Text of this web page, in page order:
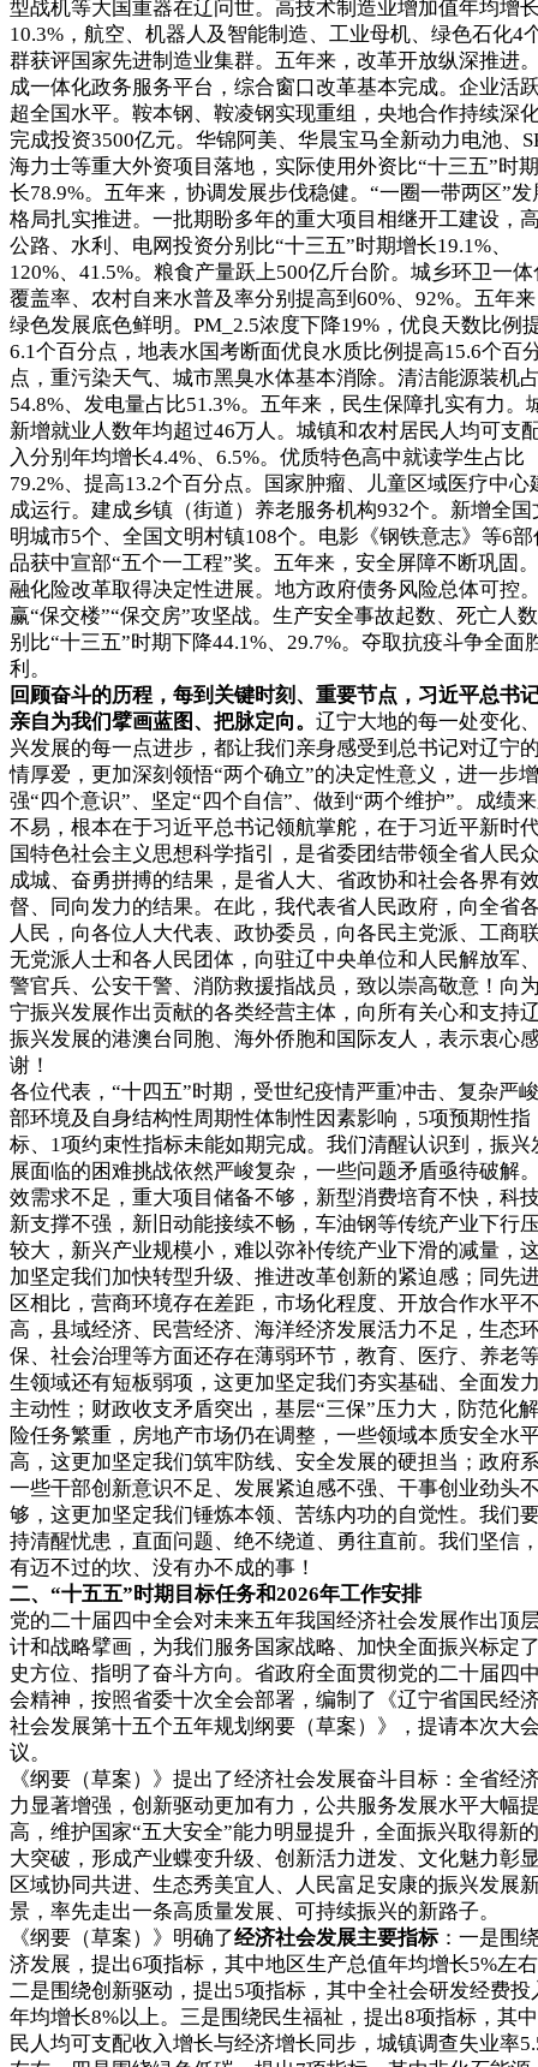
型战机等大国重器在辽问世。高技术制造业增加值年均增
10.3%，航空、机器人及智能制造、工业母机、绿色石化4
群获评国家先进制造业集群。五年来，改革开放纵深推进
成一体化政务服务平台，综合窗口改革基本完成。企业活
超全国水平。鞍本钢、鞍凌钢实现重组，央地合作持续深
完成投资3500亿元。华锦阿美、华晨宝马全新动力电池、
海力士等重大外资项目落地，实际使用外资比“十三五”时
长78.9%。五年来，协调发展步伐稳健。“一圈一带两区”发
格局扎实推进。一批期盼多年的重大项目相继开工建设，
公路、水利、电网投资分别比“十三五”时期增长19.1%、
120%、41.5%。粮食产量跃上500亿斤台阶。城乡环卫一体
覆盖率、农村自来水普及率分别提高到60%、92%。五年
绿色发展底色鲜明。PM_2.5浓度下降19%，优良天数比例
6.1个百分点，地表水国考断面优良水质比例提高15.6个百
点，重污染天气、城市黑臭水体基本消除。清洁能源装机
54.8%、发电量占比51.3%。五年来，民生保障扎实有力。
新增就业人数年均超过46万人。城镇和农村居民人均可支
入分别年均增长4.4%、6.5%。优质特色高中就读学生占比
79.2%、提高13.2个百分点。国家肿瘤、儿童区域医疗中心
成运行。建成乡镇（街道）养老服务机构932个。新增全国
明城市5个、全国文明村镇108个。电影《钢铁意志》等6部
品获中宣部“五个一工程”奖。五年来，安全屏障不断巩固
融化险改革取得决定性进展。地方政府债务风险总体可控
赢“保交楼”“保交房”攻坚战。生产安全事故起数、死亡人
别比“十三五”时期下降44.1%、29.7%。夺取抗疫斗争全面
利。
回顾奋斗的历程，每到关键时刻、重要节点，习近平总书
亲自为我们擘画蓝图、把脉定向。 辽宁大地的每一处变化
兴发展的每一点进步，都让我们亲身感受到总书记对辽宁
情厚爱，更加深刻领悟“两个确立”的决定性意义，进一步增
强“四个意识”、坚定“四个自信”、做到“两个维护”。成绩
不易，根本在于习近平总书记领航掌舵，在于习近平新时
国特色社会主义思想科学指引，是省委团结带领全省人民
成城、奋勇拼搏的结果，是省人大、省政协和社会各界有
督、同向发力的结果。在此，我代表省人民政府，向全省
人民，向各位人大代表、政协委员，向各民主党派、工商
无党派人士和各人民团体，向驻辽中央单位和人民解放军
警官兵、公安干警、消防救援指战员，致以崇高敬意！向
宁振兴发展作出贡献的各类经营主体，向所有关心和支持
振兴发展的港澳台同胞、海外侨胞和国际友人，表示衷心
谢！
各位代表，“十四五”时期，受世纪疫情严重冲击、复杂严
部环境及自身结构性周期性体制性因素影响，5项预期性指
标、1项约束性指标未能如期完成。我们清醒认识到，振兴
展面临的困难挑战依然严峻复杂，一些问题矛盾亟待破解
效需求不足，重大项目储备不够，新型消费培育不快，科
新支撑不强，新旧动能接续不畅，车油钢等传统产业下行
较大，新兴产业规模小，难以弥补传统产业下滑的减量，
加坚定我们加快转型升级、推进改革创新的紧迫感；同先
区相比，营商环境存在差距，市场化程度、开放合作水平
高，县域经济、民营经济、海洋经济发展活力不足，生态
保、社会治理等方面还存在薄弱环节，教育、医疗、养老
生领域还有短板弱项，这更加坚定我们夯实基础、全面发
主动性；财政收支矛盾突出，基层“三保”压力大，防范化
险任务繁重，房地产市场仍在调整，一些领域本质安全水
高，这更加坚定我们筑牢防线、安全发展的硬担当；政府
一些干部创新意识不足、发展紧迫感不强、干事创业劲头
够，这更加坚定我们锤炼本领、苦练内功的自觉性。我们
持清醒忧患，直面问题、绝不绕道、勇往直前。我们坚信
有迈不过的坎、没有办不成的事！
二、“十五五”时期目标任务和2026年工作安排
党的二十届四中全会对未来五年我国经济社会发展作出顶
计和战略擘画，为我们服务国家战略、加快全面振兴标定
史方位、指明了奋斗方向。省政府全面贯彻党的二十届四
会精神，按照省委十次全会部署，编制了《辽宁省国民经
社会发展第十五个五年规划纲要（草案）》，提请本次大
议。
《纲要（草案）》提出了经济社会发展奋斗目标：全省经
力显著增强，创新驱动更加有力，公共服务发展水平大幅
高，维护国家“五大安全”能力明显提升，全面振兴取得新
大突破，形成产业蝶变升级、创新活力迸发、文化魅力彰
区域协同共进、生态秀美宜人、人民富足安康的振兴发展
景，率先走出一条高质量发展、可持续振兴的新路子。
《纲要（草案）》明确了经济社会发展主要指标：一是围
济发展，提出6项指标，其中地区生产总值年均增长5%左
二是围绕创新驱动，提出5项指标，其中全社会研发经费投
年均增长8%以上。三是围绕民生福祉，提出8项指标，其
民人均可支配收入增长与经济增长同步，城镇调查失业率